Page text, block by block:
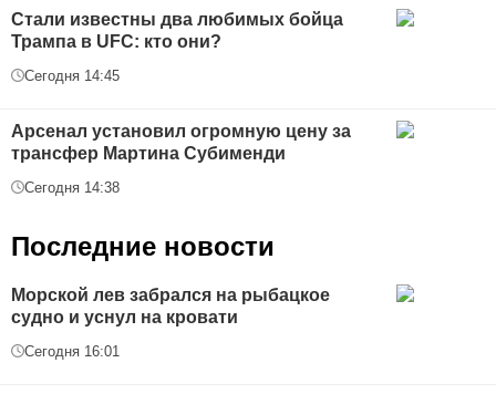
Стали известны два любимых бойца
Трампа в UFC: кто они?
Сегодня 14:45
Арсенал установил огромную цену за
трансфер Мартина Субименди
Сегодня 14:38
Последние новости
Морской лев забрался на рыбацкое
судно и уснул на кровати
Сегодня 16:01